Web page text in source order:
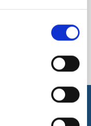
per intero o